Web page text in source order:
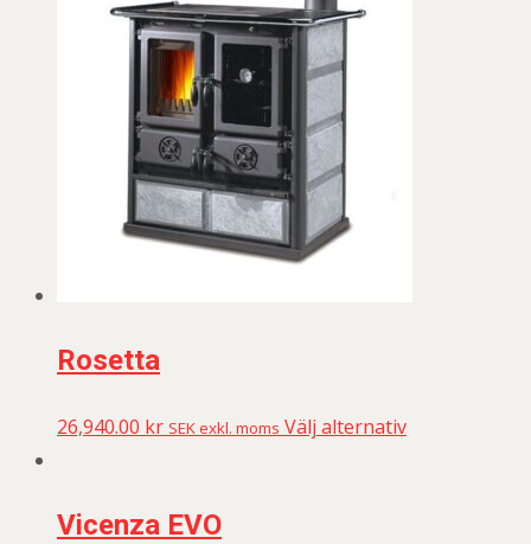
Rosetta
26,940.00 kr SEK exkl. moms Välj alternativ
Vicenza EVO